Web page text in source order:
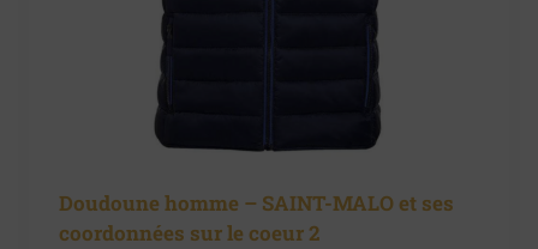
Doudoune homme – SAINT-MALO et ses
coordonnées sur le coeur 2